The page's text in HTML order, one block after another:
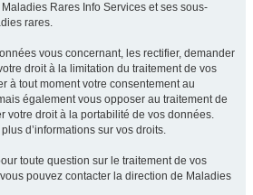
Rares Info Services et ses sous-
rares.
vous concernant, les rectifier, demander
droit à la limitation du traitement de vos
à tout moment votre consentement au
également vous opposer au traitement de
votre droit à la portabilité de vos données.
d’informations sur vos droits.
toute question sur le traitement de vos
pouvez contacter la direction de Maladies